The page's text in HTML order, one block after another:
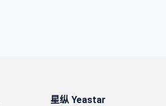
星纵 Yeastar